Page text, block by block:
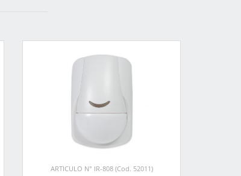
ARTICULO N° IR-808 (Cod. 52011)